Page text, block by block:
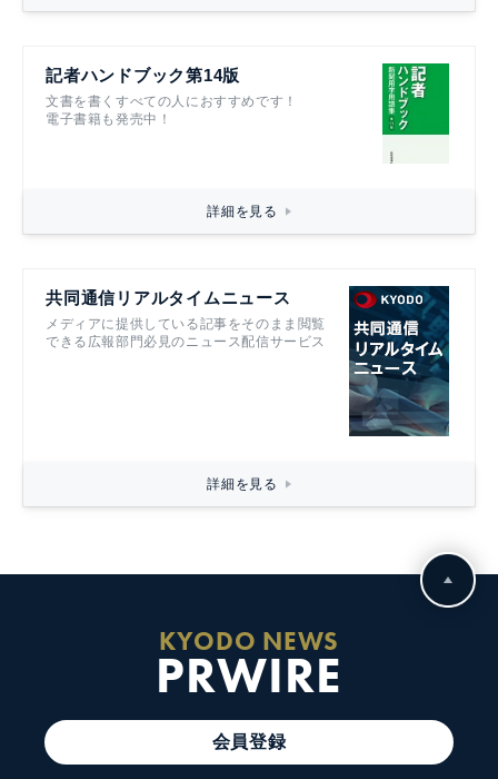
記者ハンドブック第14版
文書を書くすべての人におすすめです！
電子書籍も発売中！
詳細を見る
共同通信リアルタイムニュース
メディアに提供している記事をそのまま閲覧
できる広報部門必見のニュース配信サービス
詳細を見る
KYODO NEWS
PRWIRE
会員登録